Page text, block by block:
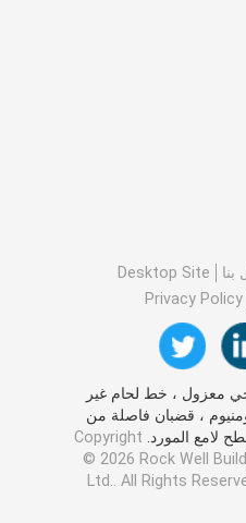
بنا
Desktop Site
Privacy Policy
معزول ، خط لحام غير
، قضبان فاصلة من
لامع المورد. Copyright
© 2026 Rock Well
Ltd.. All Rights